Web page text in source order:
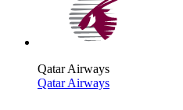
Qatar Airways
Qatar Airways